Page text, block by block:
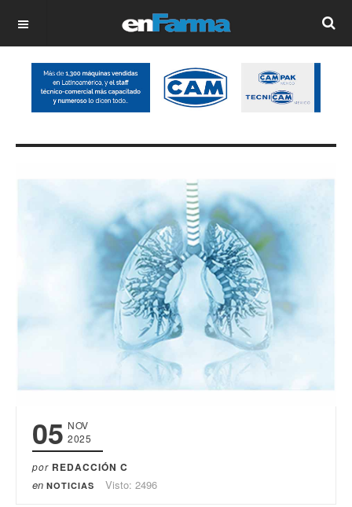
OFF CANVAS
05 NOV
2025
por REDACCIÓN C
en NOTICIAS Visto: 2496